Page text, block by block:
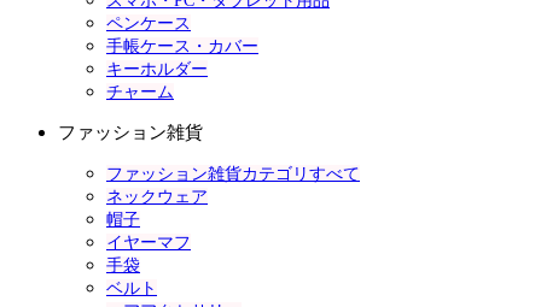
ペンケース
手帳ケース・カバー
キーホルダー
チャーム
ファッション雑貨
ファッション雑貨カテゴリすべて
ネックウェア
帽子
イヤーマフ
手袋
ベルト